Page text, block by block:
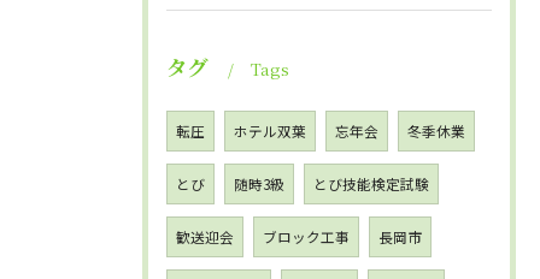
タグ Tags
転圧 ホテル双葉 忘年会 冬季休業
とび 随時3級 とび技能検定試験
歓送迎会 ブロック工事 長岡市